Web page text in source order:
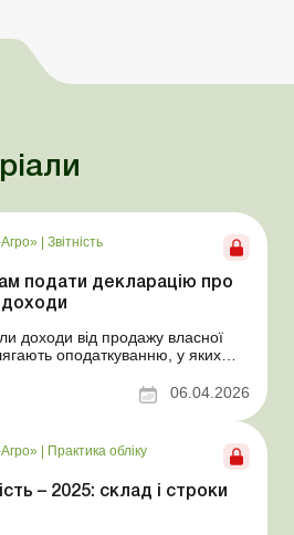
Звітність
подати декларацію про
доходи
доходи від продажу власної
оподаткуванню, у яких
оподатковуваний дохід.
квітня 2026 року На практиці
обробляют...
06.04.2026
| Практика обліку
– 2025: склад і строки